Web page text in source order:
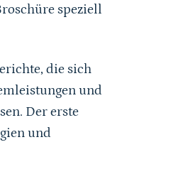
speziell
die sich
und
Der erste
und